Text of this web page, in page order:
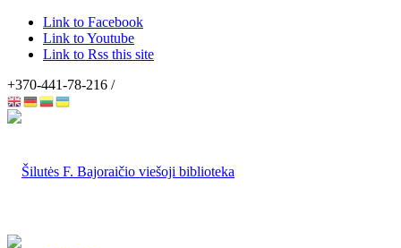
Link to Facebook
Link to Youtube
Link to Rss this site
+370-441-78-216 /